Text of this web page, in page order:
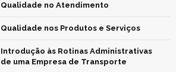
Qualidade no Atendimento
Qualidade nos Produtos e Serviços
Introdução às Rotinas Administrativas
de uma Empresa de Transporte